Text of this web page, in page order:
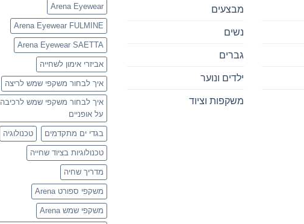
מבצעים
נשים
גברים
ילדים ונוער
משקפות וציוד
Arena Eyewear
Arena Eyewear FULMINE
Arena Eyewear SAETTA
אביזרי אימון לשחייה
איך לבחור משקפי שמש לריצה
איך לבחור משקפי שמש לרכיבה
על אופניים
בגדי ים מתקדמים טכנולוגיה
טכנולוגיות בציוד שחייה
מדריך שחיה
משקפי ספורט Arena
משקפי שמש Arena